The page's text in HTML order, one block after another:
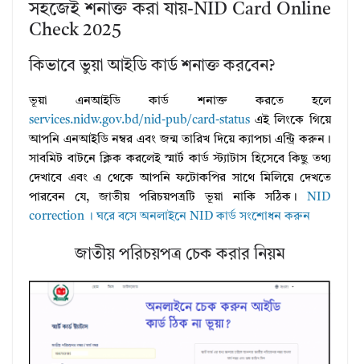
সহজেই শনাক্ত করা যায়-NID Card Online
Check 2025
কিভাবে ভুয়া আইডি কার্ড শনাক্ত করবেন?
ভূয়া এনআইডি কার্ড শনাক্ত করতে হলে
services.nidw.gov.bd/nid-pub/card-status এই লিংকে গিয়ে
আপনি এনআইডি নম্বর এবং জন্ম তারিখ দিয়ে ক্যাপচা এন্ট্রি করুন।
সাবমিট বাটনে ক্লিক করলেই স্মার্ট কার্ড স্ট্যাটাস হিসেবে কিছু তথ্য
দেখাবে এবং এ থেকে আপনি ফটোকপির সাথে মিলিয়ে দেখতে
পারবেন যে, জাতীয় পরিচয়পত্রটি ভূয়া নাকি সঠিক। NID
correction । ঘরে বসে অনলাইনে NID কার্ড সংশোধন করুন
জাতীয় পরিচয়পত্র চেক করার নিয়ম